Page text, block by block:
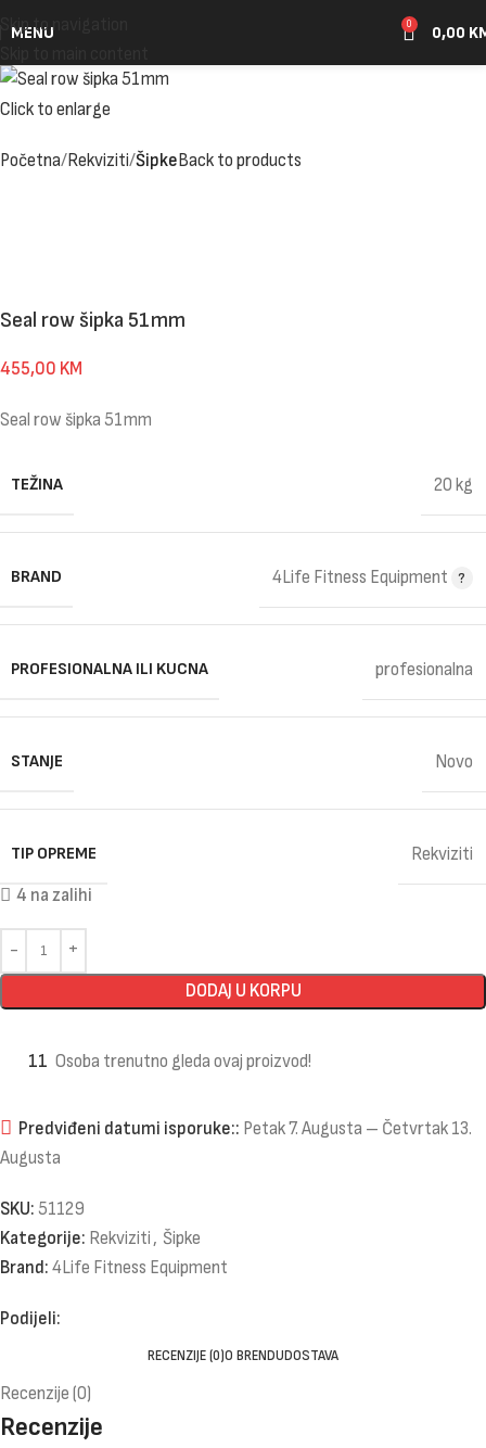
Skip to navigation
MENU 0 0,00
Click to enlarge
Početna Rekviziti ŠipkeBack to products
Seal row šipka 51mm
455,00 KM
Seal row šipka 51mm
TEŽINA 20 kg
BRAND 4Life Fitness Equipment
PROFESIONALNA ILI KUCNA profesionalna
STANJE Novo
TIP OPREME
Rekviziti
4 na zalihi
DODAJ U KORPU
11 Osoba trenutno gleda ovaj proizvod!
Predviđeni datumi isporuke:: Petak 7. Augusta – Četvrtak 13.
Augusta
SKU: 51129
Kategorije: Rekviziti , Šipke
Brand: 4Life Fitness Equipment
Podijeli:
RECENZIJE (0)O BRENDUDOSTAVA
Recenzije (0)
Recenzije